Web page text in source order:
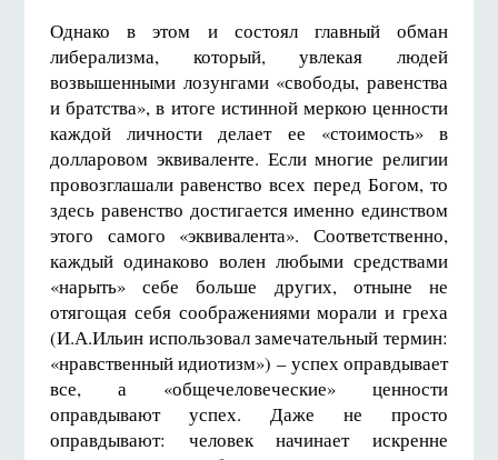
Однако в этом и состоял главный обман
либерализма, который, увлекая людей
возвышенными лозунгами «свободы, равенства
и братства», в итоге истинной меркою ценности
каждой личности делает ее «стоимость» в
долларовом эквиваленте. Если многие религии
провозглашали равенство всех перед Богом, то
здесь равенство достигается именно единством
этого самого «эквивалента». Соответственно,
каждый одинаково волен любыми средствами
«нарыть» себе больше других, отныне не
отягощая себя соображениями морали и греха
(И.А.Ильин использовал замечательный термин:
«нравственный идиотизм») – успех оправдывает
все, а «общечеловеческие» ценности
оправдывают успех. Даже не просто
оправдывают: человек начинает искренне